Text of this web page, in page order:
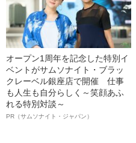
オープン1周年を記念した特別イ
ベントがサムソナイト・ブラッ
クレーベル銀座店で開催 仕事
も人生も自分らしく～笑顔あふ
れる特別対談～
PR（サムソナイト・ジャパン）